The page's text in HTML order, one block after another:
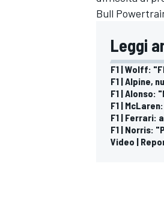
ENDURANCE/GT
Bull
Leggi
F1 | Wolff:
F1 | Alpine,
F1 | Alonso:
F1 |
F1 | Ferrari:
F1 | Norris:
Video |